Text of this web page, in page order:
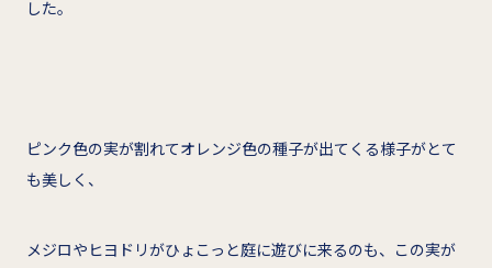
した。
ピンク色の実が割れてオレンジ色の種子が出てくる様子がとて
も美しく、
メジロやヒヨドリがひょこっと庭に遊びに来るのも、この実が